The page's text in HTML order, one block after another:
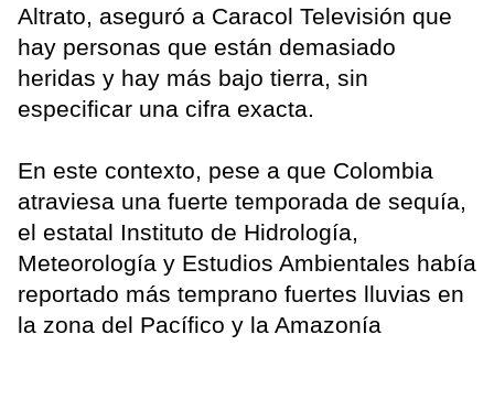
Altrato, aseguró a Caracol Televisión que
hay personas que están demasiado
heridas y hay más bajo tierra, sin
especificar una cifra exacta.
En este contexto, pese a que Colombia
atraviesa una fuerte temporada de sequía,
el estatal Instituto de Hidrología,
Meteorología y Estudios Ambientales había
reportado más temprano fuertes lluvias en
la zona del Pacífico y la Amazonía